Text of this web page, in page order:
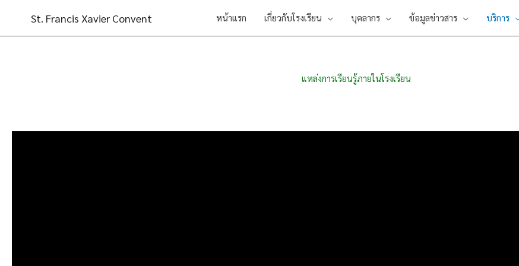
content
St. Francis Xavier Convent หน้าแรก เกี่ยวกับโรงเรียน บุคลากร ข้อมูลข่าวสาร บริการ
แหล่งการเรียนรู้ภายในโรงเรียน